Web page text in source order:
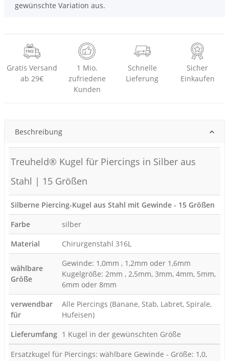
gewünschte Variation aus.
Gratis Versand
ab 29€
1 Mio.
zufriedene
Kunden
Schnelle
Lieferung
Sicher
Einkaufen
Beschreibung
Treuheld® Kugel für Piercings in Silber aus
Stahl | 15 Größen
Silberne Piercing-Kugel aus Stahl mit Gewinde - 15 Größen
Farbe
silber
Material
Chirurgenstahl 316L
wählbare
Größe
Gewinde: 1,0mm , 1,2mm oder 1,6mm
Kugelgröße: 2mm , 2,5mm, 3mm, 4mm, 5mm,
6mm oder 8mm
verwendbar
für
Alle Piercings (Banane, Stab, Labret, Spirale,
Hufeisen)
Lieferumfang 1 Kugel in der gewünschten Größe
Ersatzkugel für Piercings: wählbare Gewinde - Größe: 1,0,